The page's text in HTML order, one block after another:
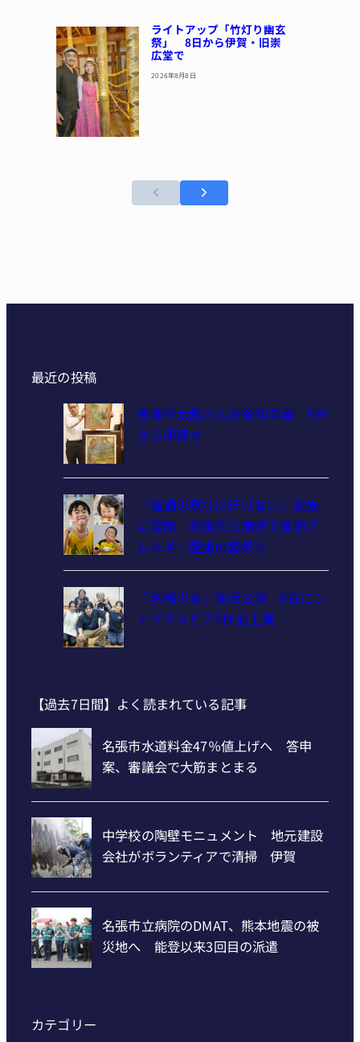
ライトアップ「竹灯り幽玄
祭」 8日から伊賀・旧崇
広堂で
2026年8月8日
最近の投稿
豊味平太郎さん没後50年展 9日
から伊賀で
「普通の祭りに行けない」家族
に笑顔 名張市立病院で食物ア
レルギー配慮の夏祭り
「名張少女」復活公演 9日にシ
ェイクスピア2作品上演
【過去7日間】よく読まれている記事
カテゴリー